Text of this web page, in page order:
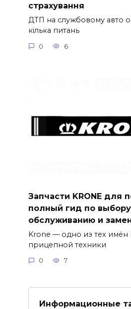
страхування
ДТП на службовому авто
кілька питань
0 6
Запчасти KRONE для
полный гид по
обслуживанию и
Krone — одно из тех имён
прицепной техники
0 7
Информационные